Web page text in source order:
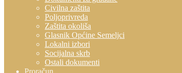
Civilna zaštita
Poljoprivreda
Zaštita okoliša
Glasnik Općine Semeljci
Lokalni izbori
Socijalna skrb
Ostali dokumenti
Proračun